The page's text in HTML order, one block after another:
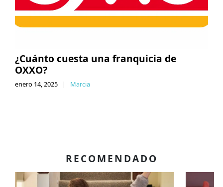
¿Cuánto cuesta una franquicia de
OXXO?
enero 14, 2025 | Marcia
RECOMENDADO